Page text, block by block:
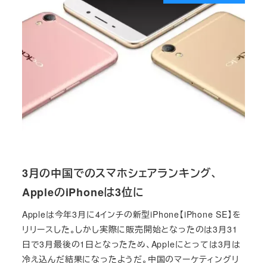
3月の中国でのスマホシェアランキング、
AppleのiPhoneは3位に
Appleは今年3月に4インチの新型iPhone【iPhone SE】を
リリースした。しかし実際に販売開始となったのは3月31
日で3月最後の1日となったため、Appleにとっては3月は
冷え込んだ結果になったようだ。中国のマーケティングリ